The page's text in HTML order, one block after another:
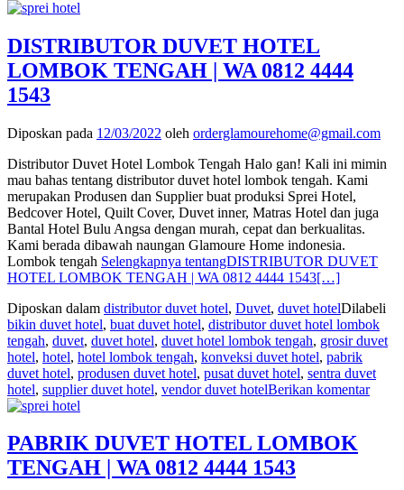
DISTRIBUTOR DUVET HOTEL
LOMBOK TENGAH | WA 0812 4444
1543
Diposkan pada 12/03/2022 oleh orderglamourehome@gmail.com
Distributor Duvet Hotel Lombok Tengah Halo gan! Kali ini mimin
mau bahas tentang distributor duvet hotel lombok tengah. Kami
merupakan Produsen dan Supplier buat produksi Sprei Hotel,
Bedcover Hotel, Quilt Cover, Duvet inner, Matras Hotel dan juga
Bantal Hotel Bulu Angsa dengan murah, cepat dan berkualitas.
Kami berada dibawah naungan Glamoure Home indonesia.
Lombok tengah Selengkapnya tentangDISTRIBUTOR DUVET
HOTEL LOMBOK TENGAH | WA 0812 4444 1543[…]
Diposkan dalam distributor duvet hotel, Duvet, duvet hotelDilabeli
bikin duvet hotel, buat duvet hotel, distributor duvet hotel lombok
tengah, duvet, duvet hotel, duvet hotel lombok tengah, grosir duvet
hotel, hotel, hotel lombok tengah, konveksi duvet hotel, pabrik
duvet hotel, produsen duvet hotel, pusat duvet hotel, sentra duvet
hotel, supplier duvet hotel, vendor duvet hotelBerikan komentar
PABRIK DUVET HOTEL LOMBOK
TENGAH | WA 0812 4444 1543